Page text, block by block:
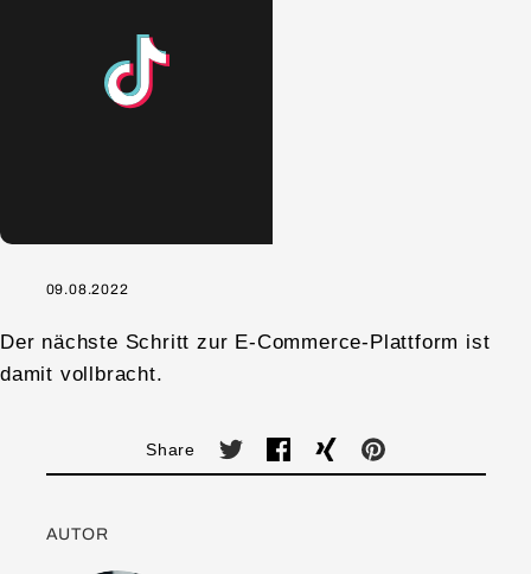
09.08.2022
Der nächste Schritt zur E-Commerce-Plattform ist
damit vollbracht.
Share
AUTOR